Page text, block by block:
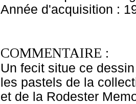
Année d'acquisition :
COMMENTAIRE :
Un fecit situe ce
les pastels de la
et de la Rodester